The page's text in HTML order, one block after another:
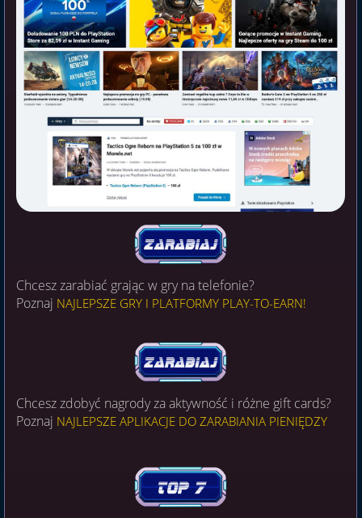
Chcesz zarabiać grając w gry na telefonie?
Poznaj NAJLEPSZE GRY I PLATFORMY PLAY-TO-EARN!
Chcesz zdobyć nagrody za aktywność i różne gift cards?
Poznaj NAJLEPSZE APLIKACJE DO ZARABIANIA PIENIĘDZY